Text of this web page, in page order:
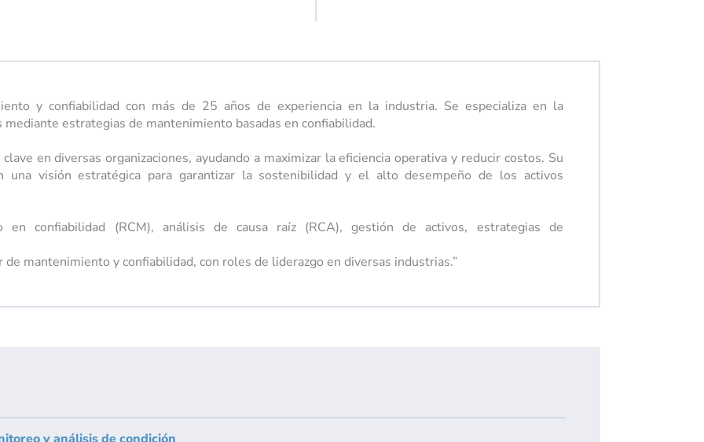
y confiabilidad con más de 25 años de experiencia en la industria. Se especializa en la
estrategias de mantenimiento basadas en confiabilidad.
en diversas organizaciones, ayudando a maximizar la eficiencia operativa y reducir costos. Su
una visión estratégica para garantizar la sostenibilidad y el alto desempeño de los activos
en confiabilidad (RCM), análisis de causa raíz (RCA), gestión de activos, estrategias de
mantenimiento y confiabilidad, con roles de liderazgo en diversas industrias.”
y análisis de condición